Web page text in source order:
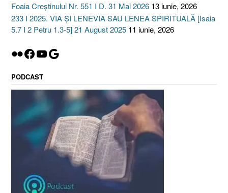
Foaia Creștinului Nr. 551 I D. 31 Mai 2026 13 iunie, 2026
233 I 2025. VIA ȘI LENEVIA SAU LENEA SPIRITUALĂ [Isaia
5.7 I 2 Petru 1.3-5] 21 August 2025 11 iunie, 2026
Flickr
Facebook
YouTube
Google
PODCAST